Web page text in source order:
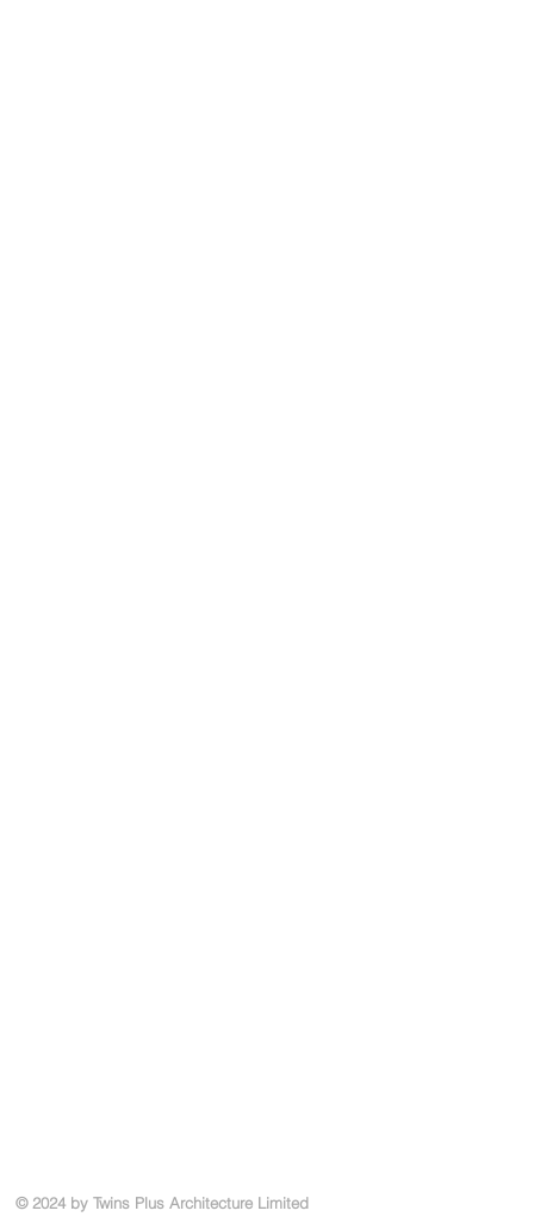
© 2024 by Twins Plus Architecture Limited